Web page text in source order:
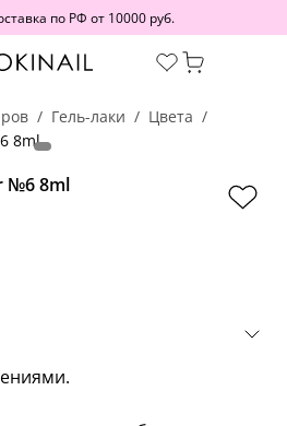
по РФ от 10000 руб.
Гель-лаки
Цвета
8ml
№6 8ml